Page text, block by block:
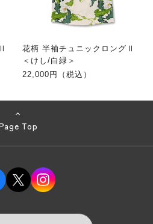
花柄 半袖チュニックロングⅡ
＜けし/白緑＞
22,000円（税込）
Top